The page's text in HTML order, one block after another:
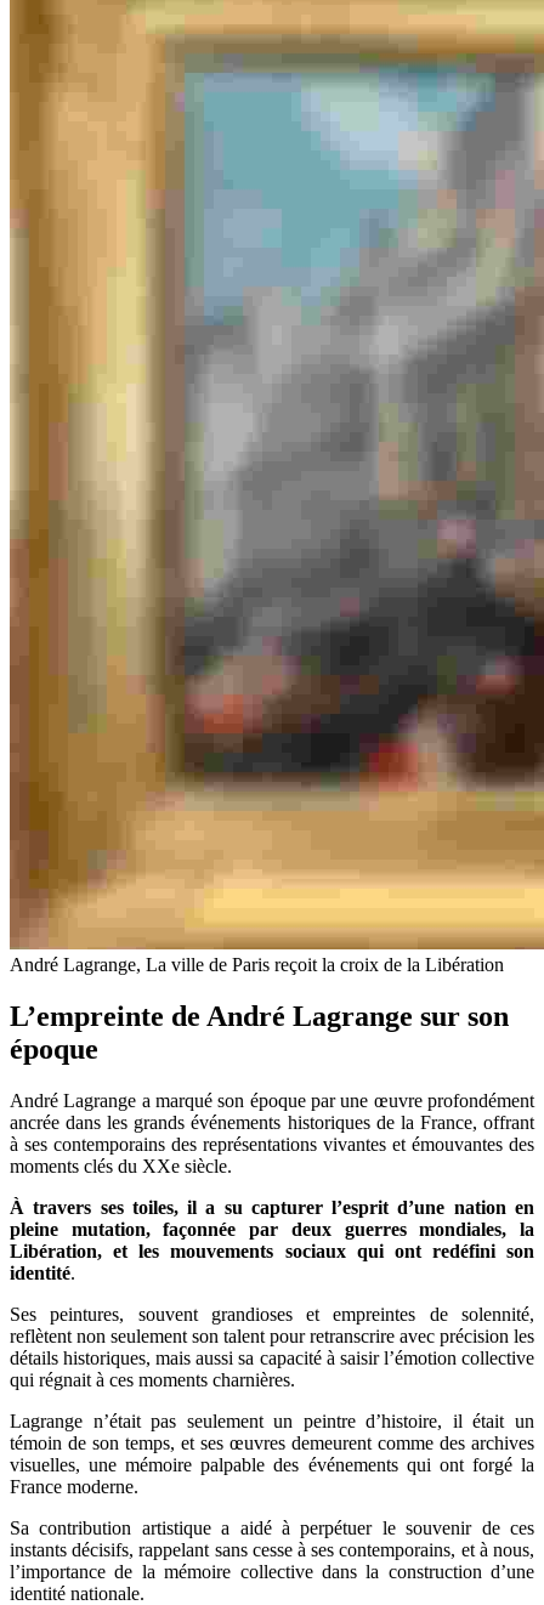
André Lagrange, La ville de Paris reçoit la croix de la Libération
L’empreinte de André Lagrange sur son
époque
André Lagrange a marqué son époque par une œuvre profondément
ancrée dans les grands événements historiques de la France, offrant
à ses contemporains des représentations vivantes et émouvantes des
moments clés du XXe siècle.
À travers ses toiles, il a su capturer l’esprit d’une nation en
pleine mutation, façonnée par deux guerres mondiales, la
Libération, et les mouvements sociaux qui ont redéfini son
identité.
Ses peintures, souvent grandioses et empreintes de solennité,
reflètent non seulement son talent pour retranscrire avec précision les
détails historiques, mais aussi sa capacité à saisir l’émotion collective
qui régnait à ces moments charnières.
Lagrange n’était pas seulement un peintre d’histoire, il était un
témoin de son temps, et ses œuvres demeurent comme des archives
visuelles, une mémoire palpable des événements qui ont forgé la
France moderne.
Sa contribution artistique a aidé à perpétuer le souvenir de ces
instants décisifs, rappelant sans cesse à ses contemporains, et à nous,
l’importance de la mémoire collective dans la construction d’une
identité nationale.